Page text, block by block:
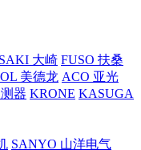
大崎 FUSO 扶桑
美德龙 ACO 亚光
器 KRONE KASUGA
SANYO 山洋电气